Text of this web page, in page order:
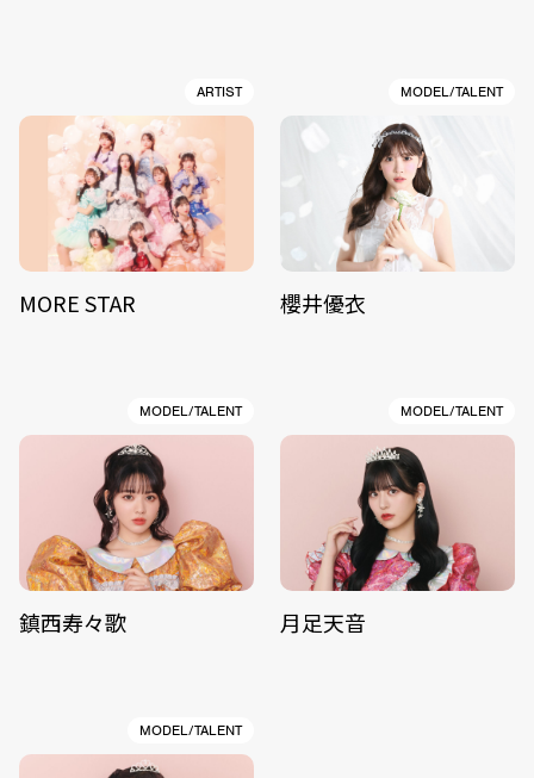
ARTIST
MORE STAR
MODEL/TALENT
櫻井優衣
MODEL/TALENT
鎮西寿々歌
MODEL/TALENT
月足天音
MODEL/TALENT